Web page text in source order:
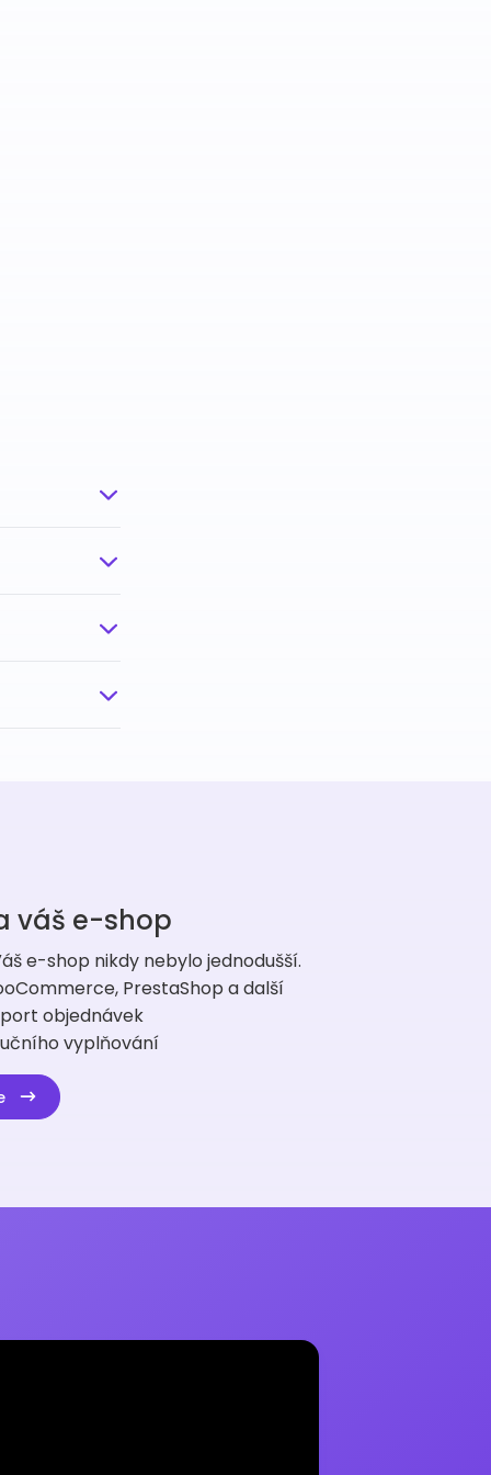
váš e-shop
e-shop nikdy nebylo jednodušší.
PrestaShop a další
objednávek
vyplňování